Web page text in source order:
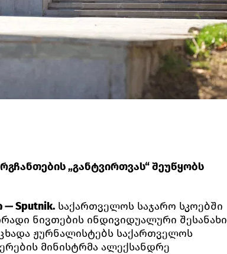
„განტვირთვას“ შეუწყობს
Sputnik. საქართველოს საჯარო სკოებში
ნივთების ინდივიდუალური შესანახი
ჟურნალისტებს საქართველოს
მინისტრმა ალექსანდრე